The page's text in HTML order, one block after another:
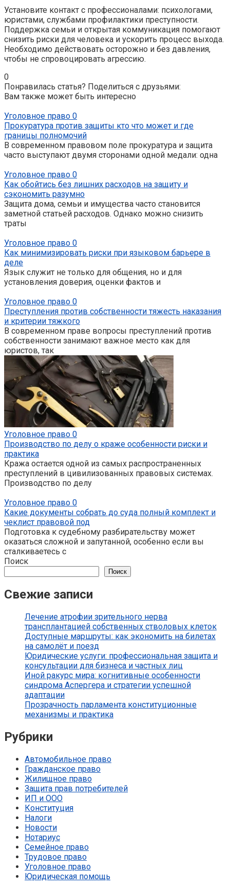
Установите контакт с профессионалами: психологами,
юристами, службами профилактики преступности.
Поддержка семьи и открытая коммуникация помогают
снизить риски для человека и ускорить процесс выхода.
Необходимо действовать осторожно и без давления,
чтобы не спровоцировать агрессию.
0
Понравилась статья? Поделиться с друзьями:
Вам также может быть интересно
Уголовное право 0
Прокуратура против защиты кто что может и где
границы полномочий
В современном правовом поле прокуратура и защита
часто выступают двумя сторонами одной медали: одна
Уголовное право 0
Как обойтись без лишних расходов на защиту и
сэкономить разумно
Защита дома, семьи и имущества часто становится
заметной статьей расходов. Однако можно снизить
траты
Уголовное право 0
Как минимизировать риски при языковом барьере в
деле
Язык служит не только для общения, но и для
установления доверия, оценки фактов и
Уголовное право 0
Преступления против собственности тяжесть наказания
и критерии тяжкого
В современном праве вопросы преступлений против
собственности занимают важное место как для
юристов, так
Уголовное право 0
Производство по делу о краже особенности риски и
практика
Кража остается одной из самых распространенных
преступлений в цивилизованных правовых системах.
Производство по делу
Уголовное право 0
Какие документы собрать до суда полный комплект и
чеклист правовой под
Подготовка к судебному разбирательству может
оказаться сложной и запутанной, особенно если вы
сталкиваетесь с
Поиск
Поиск
Свежие записи
Лечение атрофии зрительного нерва
трансплантацией собственных стволовых клеток
Доступные маршруты: как экономить на билетах
на самолёт и поезд
Юридические услуги: профессиональная защита и
консультации для бизнеса и частных лиц
Иной ракурс мира: когнитивные особенности
синдрома Аспергера и стратегии успешной
адаптации
Прозрачность парламента конституционные
механизмы и практика
Рубрики
Автомобильное право
Гражданское право
Жилищное право
Защита прав потребителей
ИП и ООО
Конституция
Налоги
Новости
Нотариус
Семейное право
Трудовое право
Уголовное право
Юридическая помощь